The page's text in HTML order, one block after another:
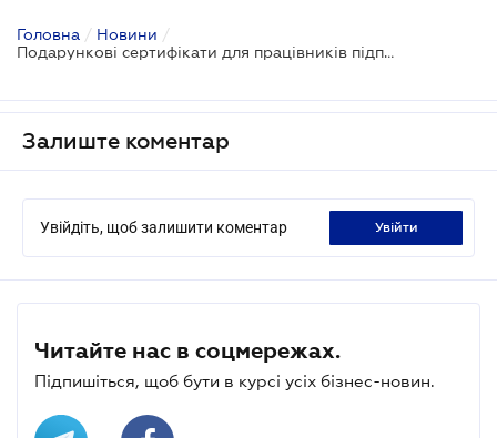
Головна / Новини /
Подарункові сертифікати для працівників підприємства: що з ПДФО
Залиште коментар
Увійдіть, щоб залишити коментар увійти
Читайте нас в соцмережах.
Підпишіться, щоб бути в курсі усіх бізнес-новин.